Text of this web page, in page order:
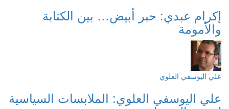
إكرام عبدي: حبر أبيض… بين الكتابة
والأمومة
علي اليوسفي العلوي
علي اليوسفي العلوي: الملابسات السياسية